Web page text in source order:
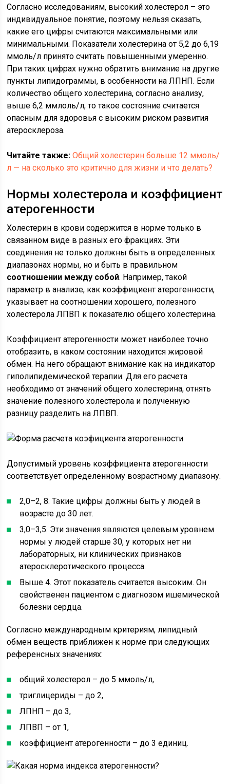
Согласно исследованиям, высокий холестерол – это
индивидуальное понятие, поэтому нельзя сказать,
какие его цифры считаются максимальными или
минимальными. Показатели холестерина от 5,2 до 6,19
ммоль/л принято считать повышенными умеренно.
При таких цифрах нужно обратить внимание на другие
пункты липидограммы, в особенности на ЛПНП. Если
количество общего холестерина, согласно анализу,
выше 6,2 ммлоль/л, то такое состояние считается
опасным для здоровья с высоким риском развития
атеросклероза.
Читайте также: Общий холестерин больше 12 ммоль/
л — на сколько это критично для жизни и что делать?
Нормы холестерола и коэффициент
атерогенности
Холестерин в крови содержится в норме только в
связанном виде в разных его фракциях. Эти
соединения не только должны быть в определенных
диапазонах нормы, но и быть в правильном
соотношении между собой. Например, такой
параметр в анализе, как коэффициент атерогенности,
указывает на соотношении хорошего, полезного
холестерола ЛПВП к показателю общего холестерина.
Коэффициент атерогенности может наиболее точно
отобразить, в каком состоянии находится жировой
обмен. На него обращают внимание как на индикатор
гиполипидемической терапии. Для его расчета
необходимо от значений общего холестерина, отнять
значение полезного холестерола и полученную
разницу разделить на ЛПВП.
Допустимый уровень коэффициента атерогенности
соответствует определенному возрастному диапазону.
2,0–2, 8. Такие цифры должны быть у людей в
возрасте до 30 лет.
3,0–3,5. Эти значения являются целевым уровнем
нормы у людей старше 30, у которых нет ни
лабораторных, ни клинических признаков
атеросклеротического процесса.
Выше 4. Этот показатель считается высоким. Он
свойственен пациентом с диагнозом ишемической
болезни сердца.
Согласно международным критериям, липидный
обмен веществ приближен к норме при следующих
референсных значениях:
общий холестерол – до 5 ммоль/л,
триглицериды – до 2,
ЛПНП – до 3,
ЛПВП – от 1,
коэффициент атерогенности – до 3 единиц.